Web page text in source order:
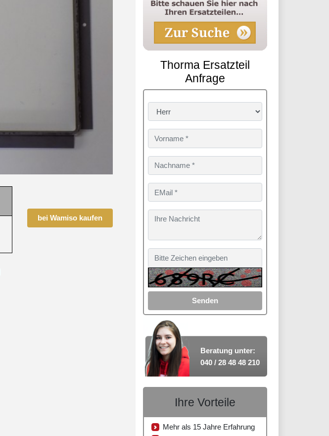
bei Wamiso kaufen
Thorma Ersatzteil
Anfrage
Senden
Beratung unter:
040 / 28 48 48 210
Ihre Vorteile
Mehr als 15 Jahre Erfahrung